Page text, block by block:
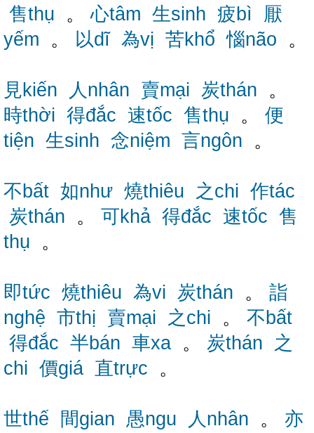
售thụ 。心tâm 生sinh 疲bì
厭
yếm 。 以dĩ 為vị 苦khổ 惱não 。
見kiến 人nhân 賣mại 炭thán 。
時thời 得đắc 速tốc 售thụ 。 便
tiện 生sinh 念niệm 言ngôn 。
不bất 如như 燒thiêu 之chi 作tác
炭thán 。 可khả 得đắc 速tốc 售
thụ 。
即tức 燒thiêu 為vi 炭thán 。 詣
nghệ 市thị 賣mại 之chi 。 不bất
得đắc 半bán 車xa 。 炭thán
之
chi 價giá 直trực 。
世thế 間gian 愚ngu 人nhân 。 亦